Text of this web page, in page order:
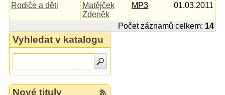
Rodiče a děti
Matějček
Zdeněk
MP3 01.03.2011
Počet záznamů celkem: 14
Vyhledat v katalogu
Nové tituly